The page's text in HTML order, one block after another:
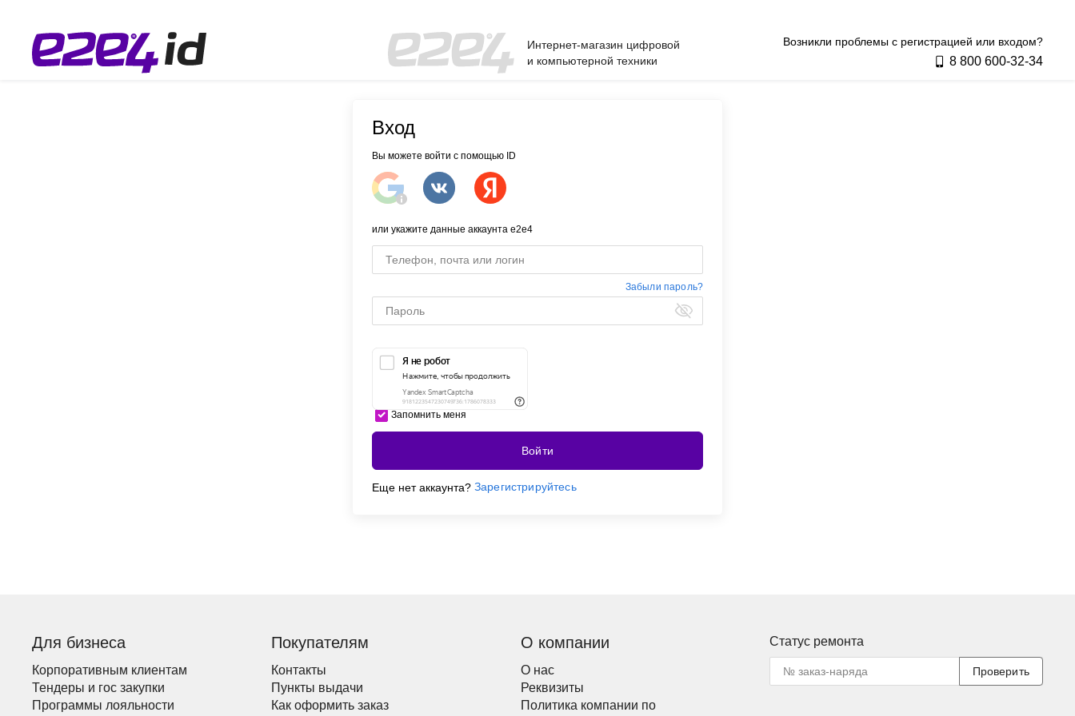
Интернет-магазин цифровой
и компьютерной техники
Возникли проблемы с регистрацией или входом?
8 800 600‑32‑34
Вход
Вы можете войти с помощью ID
или укажите данные аккаунта e2e4
Забыли пароль?
Запомнить меня
Войти
Еще нет аккаунта? Зарегистрируйтесь
Для бизнеса
Корпоративным клиентам
Тендеры и гос закупки
Программы лояльности
Покупателям
Контакты
Пункты выдачи
Как оформить заказ
О компании
О нас
Реквизиты
Политика компании по
Статус ремонта
Проверить